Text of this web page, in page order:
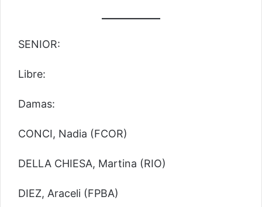
SENIOR:
Libre:
Damas:
CONCI, Nadia (FCOR)
DELLA CHIESA, Martina (RIO)
DIEZ, Araceli (FPBA)